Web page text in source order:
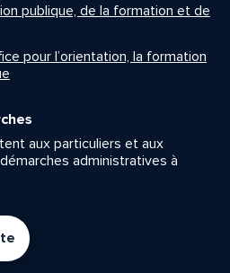
publique, de la formation et de
pour l’orientation, la formation
aux particuliers et aux
administratives à